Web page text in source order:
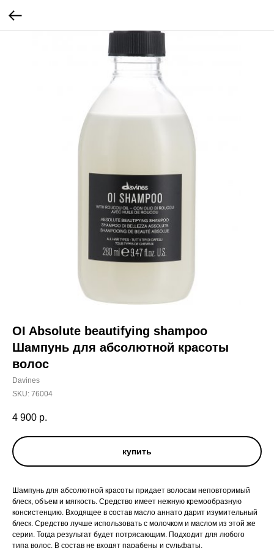
OI Absolute beautifying shampoo
Шампунь для абсолютной красоты
волос
Davines
SKU: 76004
4 900 р.
купить
Шампунь для абсолютной красоты придает волосам неповторимый
блеск, объем и мягкость. Средство имеет нежную кремообразную
консистенцию. Входящее в состав масло аннато дарит изумительный
блеск. Средство лучше использовать с молочком и маслом из этой же
серии. Тогда результат будет потрясающим. Подходит для любого
типа волос. В состав не входят парабены и сульфаты.